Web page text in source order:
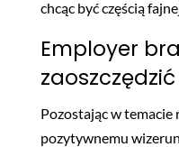
chcąc być częścią
Employer
Pozostając w
pozytywnemu